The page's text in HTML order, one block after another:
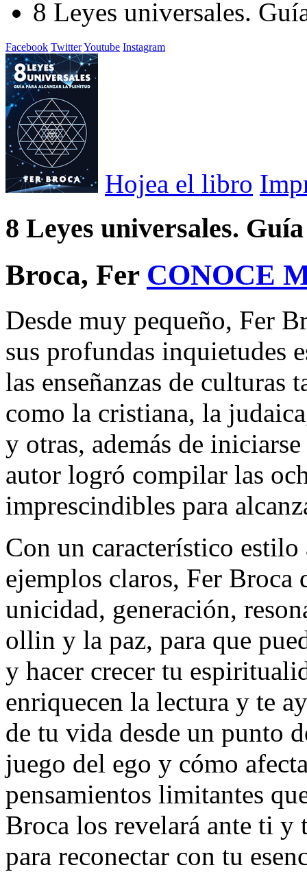
8 Leyes universales.
Facebook TwitterYoutube Instagram
Hojea el libro
8 Leyes universales.
Broca, Fer CONOCE
Desde muy pequeño, Fer
sus profundas inquietudes
las enseñanzas de culturas
como la cristiana, la
y otras, además de
autor logró compilar las
imprescindibles para
Con un característico
ejemplos claros, Fer
unicidad, generación,
ollin y la paz, para que
y hacer crecer tu
enriquecen la lectura y te
de tu vida desde un punto
juego del ego y cómo
pensamientos limitantes
Broca los revelará ante ti y
para reconectar con tu